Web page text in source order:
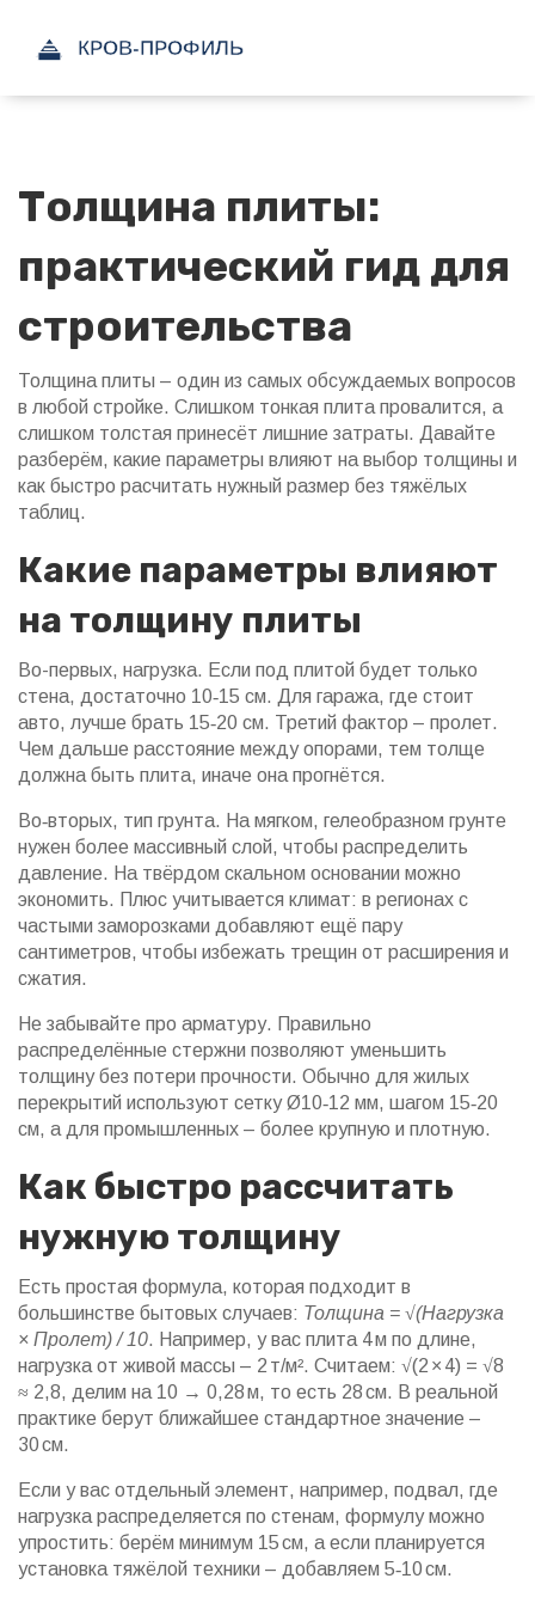
Толщина плиты:
практический гид для
строительства
Толщина плиты – один из самых обсуждаемых вопросов
в любой стройке. Слишком тонкая плита провалится, а
слишком толстая принесёт лишние затраты. Давайте
разберём, какие параметры влияют на выбор толщины и
как быстро расчитать нужный размер без тяжёлых
таблиц.
Какие параметры влияют
на толщину плиты
Во-первых, нагрузка. Если под плитой будет только
стена, достаточно 10‑15 см. Для гаража, где стоит
авто, лучше брать 15‑20 см. Третий фактор – пролет.
Чем дальше расстояние между опорами, тем толще
должна быть плита, иначе она прогнётся.
Во‑вторых, тип грунта. На мягком, гелеобразном грунте
нужен более массивный слой, чтобы распределить
давление. На твёрдом скальном основании можно
экономить. Плюс учитывается климат: в регионах с
частыми заморозками добавляют ещё пару
сантиметров, чтобы избежать трещин от расширения и
сжатия.
Не забывайте про арматуру. Правильно
распределённые стержни позволяют уменьшить
толщину без потери прочности. Обычно для жилых
перекрытий используют сетку Ø10‑12 мм, шагом 15‑20
см, а для промышленных – более крупную и плотную.
Как быстро рассчитать
нужную толщину
Есть простая формула, которая подходит в
большинстве бытовых случаев: Толщина = √(Нагрузка
× Пролет) / 10. Например, у вас плита 4 м по длине,
нагрузка от живой массы – 2 т/м². Считаем: √(2 × 4) = √8
≈ 2,8, делим на 10 → 0,28 м, то есть 28 см. В реальной
практике берут ближайшее стандартное значение –
30 см.
Если у вас отдельный элемент, например, подвал, где
нагрузка распределяется по стенам, формулу можно
упростить: берём минимум 15 см, а если планируется
установка тяжёлой техники – добавляем 5‑10 см.